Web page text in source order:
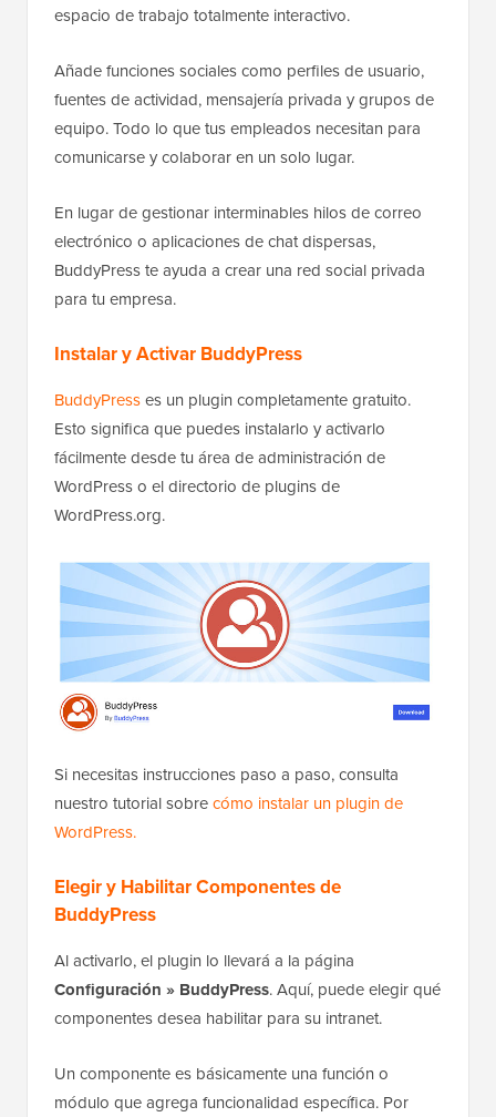
espacio de trabajo totalmente interactivo.
Añade funciones sociales como perfiles de usuario,
fuentes de actividad, mensajería privada y grupos de
equipo. Todo lo que tus empleados necesitan para
comunicarse y colaborar en un solo lugar.
En lugar de gestionar interminables hilos de correo
electrónico o aplicaciones de chat dispersas,
BuddyPress te ayuda a crear una red social privada
para tu empresa.
Instalar y Activar BuddyPress
BuddyPresses un plugin completamente gratuito.
Esto significa que puedes instalarlo y activarlo
fácilmente desde tu área de administración de
WordPress o el directorio de plugins de
WordPress.org.
Si necesitas instrucciones paso a paso, consulta
nuestro tutorial sobrecómo instalar un plugin de
WordPress.
Elegir y Habilitar Componentes de
BuddyPress
Al activarlo, el plugin lo llevará a la página
Configuración » BuddyPress. Aquí, puede elegir qué
componentes desea habilitar para su intranet.
Un componente es básicamente una función o
módulo que agrega funcionalidad específica. Por